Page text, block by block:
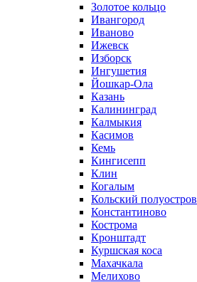
Золотое кольцо
Ивангород
Иваново
Ижевск
Изборск
Ингушетия
Йошкар-Ола
Казань
Калининград
Калмыкия
Касимов
Кемь
Кингисепп
Клин
Когалым
Кольский полуостров
Константиново
Кострома
Кронштадт
Куршская коса
Махачкала
Мелихово